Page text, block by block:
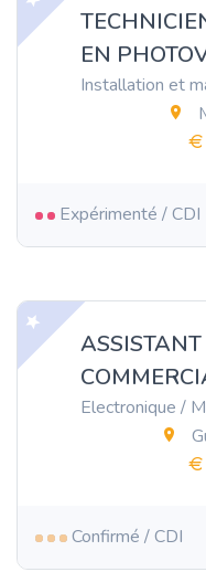
EN
Installation et
Expérimenté / CDI
Electronique /
Confirmé / CDI